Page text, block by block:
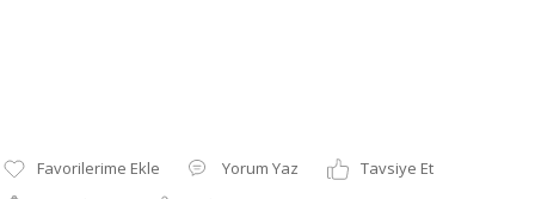
Yorum Yaz
Tavsiye Et